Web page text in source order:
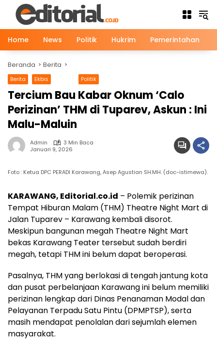
Langsung
konten
Home
News Politik Hukrim Pemerintahan
Beranda Berita
Berita Ekbis Politik
Tercium Bau Kabar Oknum ‘Calo
Perizinan’ THM di Tuparev, Askun : Ini
Malu-Maluin
Admin
3 Min Baca
Januari 9, 2026
Foto : Ketua DPC PERADI Karawang, Asep Agustian SH.MH. (doc-istimewa).
KARAWANG, Editorial.co.id – Polemik perizinan
Tempat Hiburan Malam (THM) Theatre Night Mart di
Jalan Tuparev – Karawang kembali disorot.
Meskipun bangunan megah Theatre Night Mart
bekas Karawang Teater tersebut sudah berdiri
megah, tetapi THM ini belum dapat beroperasi.
Pasalnya, THM yang berlokasi di tengah jantung kota
dan pusat perbelanjaan Karawang ini belum memiliki
perizinan lengkap dari Dinas Penanaman Modal dan
Pelayanan Terpadu Satu Pintu (DPMPTSP), serta
masih mendapat penolalan dari sejumlah elemen
masyarakat.